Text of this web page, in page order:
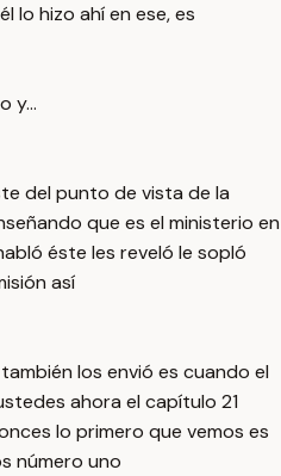
lo hizo ahí en ese, es
y...
del punto de vista de la
que es el ministerio en
éste les reveló le sopló
así
los envió es cuando el
ahora el capítulo 21
lo primero que vemos es
número uno